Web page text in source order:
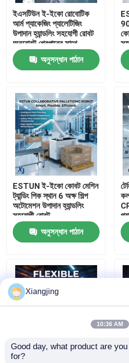
পণ্য
ভিডিও
আমাদের সম্পর্কে
কারখানা ভ্রমণ
মান নিয়ন্ত্রণ
আমাদের সাথে যোগাযোগ
ব্লগ
শিল্প রোবট হাত
ইএসটিউন ই-ইকো রোবোটিক
আর্ম প্যাকেজিং প্যালেটিজিং
উপাদান হ্যান্ডলিং সহযোগী রোবট
অনরোবট গ্রেপারের সাথে
অনুসন্ধান পাঠান
ESTUN ই-ইকো কোবট মেশিন
ট্যান্ডিং পিক স্থান 6 অক্ষ শিল্প
অটোমেশন উপাদান হ্যান্ডলিং
সহযোগী রোবট
অনুসন্ধান পাঠান
লিনাক এলিভেট লিফটিং কলাম
Xiangjing
10:36 AM
Good day, what product are
for?